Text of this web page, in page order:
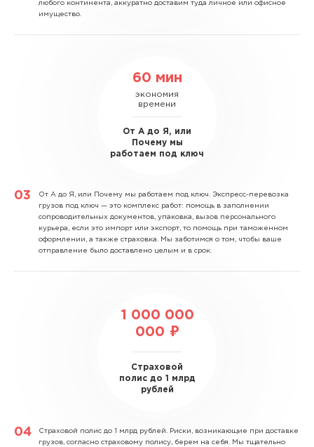
любого континента, аккуратно доставим туда личное или офисное
имущество.
60 мин
экономия
времени
От А до Я, или
Почему мы
работаем под ключ
От А до Я, или Почему мы работаем под ключ. Экспресс-перевозка
грузов под ключ — это комплекс работ: помощь в заполнении
сопроводительных документов, упаковка, вызов персонального
курьера, если это импорт или экспорт, то помощь при таможенном
оформлении, а также страховка. Мы заботимся о том, чтобы ваше
отправление было доставлено целым и в срок.
1 000 000
000 ₽
Страховой
полис до 1 млрд
рублей
Страховой полис до 1 млрд рублей. Риски, возникающие при доставке
грузов, согласно страховому полису, берем на себя. Мы тщательно